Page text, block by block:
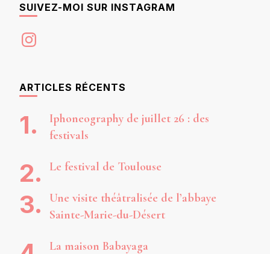
SUIVEZ-MOI SUR INSTAGRAM
Instagram
ARTICLES RÉCENTS
Iphoneography de juillet 26 : des
festivals
Le festival de Toulouse
Une visite théâtralisée de l’abbaye
Sainte-Marie-du-Désert
La maison Babayaga